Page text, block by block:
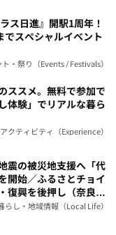
ス日進』開駅1周年！
でスペシャルイベント
・祭り（Events / Festivals）
ススメ。無料で参加で
体験」でリアルな暮ら
クティビティ（Experience）
震の被災地支援へ「代
開始／ふるさとチョイ
復興を後押し（奈良
らし・地域情報（Local Life）